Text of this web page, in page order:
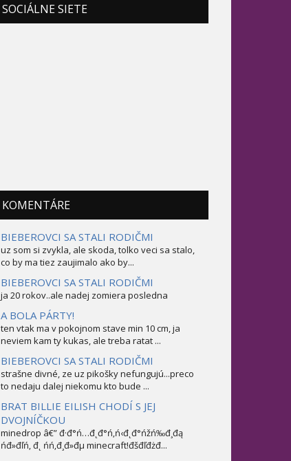
SOCIÁLNE SIETE
KOMENTÁRE
BIEBEROVCI SA STALI RODIČMI
uz som si zvykla, ale skoda, tolko veci sa stalo,
co by ma tiez zaujimalo ako by...
BIEBEROVCI SA STALI RODIČMI
ja 20 rokov..ale nadej zomiera posledna
A BOLA PÁRTY!
ten vtak ma v pokojnom stave min 10 cm, ja
neviem kam ty kukas, ale treba ratat ...
BIEBEROVCI SA STALI RODIČMI
strašne divné, ze uz pikošky nefungujú...preco
to nedaju dalej niekomu kto bude ...
BRAT BILLIE EILISH CHODÍ S JEJ
DVOJNÍČKOU
minedrop â€” đ·đ°ń…đ˛đ°ń‚ń‹đ˛đ°ńžń‰đ¸đą
ńđ»đľń‚ đ˛ ńń‚đ¸đ»đµ minecraft!đšđľđżđ...